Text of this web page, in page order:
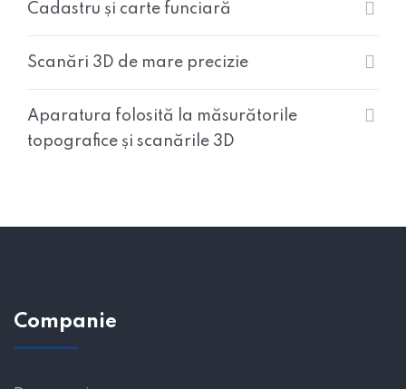
Cadastru și carte funciară
Scanări 3D de mare precizie
Aparatura folosită la măsurătorile
topografice și scanările 3D
Companie